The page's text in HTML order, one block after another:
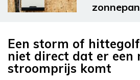
Een storm of
niet direct dat er een
stroomprijs komt